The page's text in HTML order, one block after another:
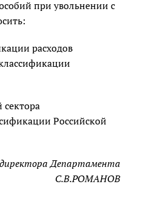
при увольнении с
расходов
Российской
Департамента
С.В.РОМАНОВ